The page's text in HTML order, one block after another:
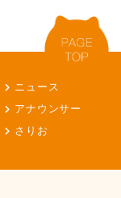
ニュース
アナウンサー
さりお